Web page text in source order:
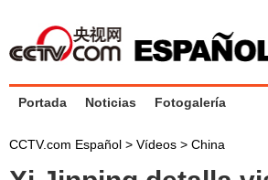
Portada Noticias Fotogalería
CCTV.com Español > Vídeos > China